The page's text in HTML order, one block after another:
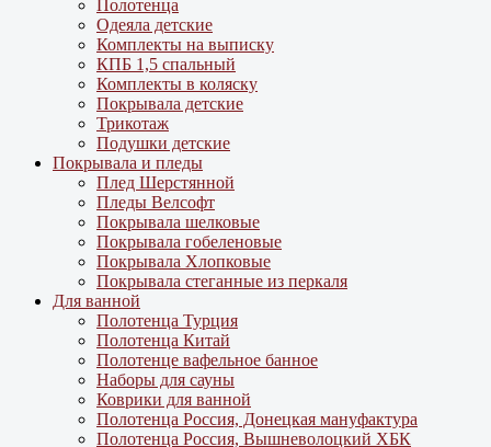
Полотенца
Одеяла детские
Комплекты на выписку
КПБ 1,5 спальный
Комплекты в коляску
Покрывала детские
Трикотаж
Подушки детские
Покрывала и пледы
Плед Шерстянной
Пледы Велсофт
Покрывала шелковые
Покрывала гобеленовые
Покрывала Хлопковые
Покрывала стеганные из перкаля
Для ванной
Полотенца Турция
Полотенца Китай
Полотенце вафельное банное
Наборы для сауны
Коврики для ванной
Полотенца Россия, Донецкая мануфактура
Полотенца Россия, Вышневолоцкий ХБК